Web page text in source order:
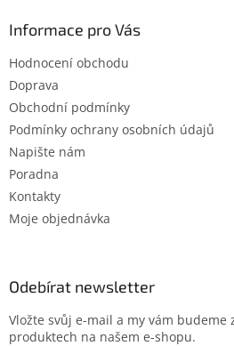
Informace pro Vás
Hodnocení obchodu
Doprava
Obchodní podmínky
Podmínky ochrany osobních údajů
Napište nám
Poradna
Kontakty
Moje objednávka
Odebírat newsletter
Vložte svůj e-mail a my vám budeme
produktech na našem e-shopu.